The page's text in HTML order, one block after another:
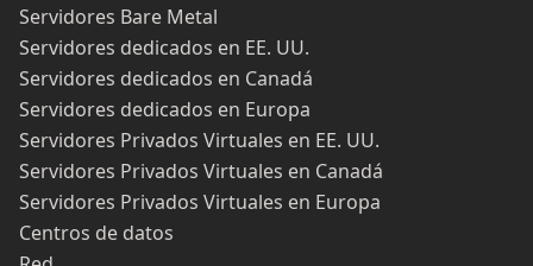
Servidores Bare Metal
Servidores dedicados en EE. UU.
Servidores dedicados en Canadá
Servidores dedicados en Europa
Servidores Privados Virtuales en EE. UU.
Servidores Privados Virtuales en Canadá
Servidores Privados Virtuales en Europa
Centros de datos